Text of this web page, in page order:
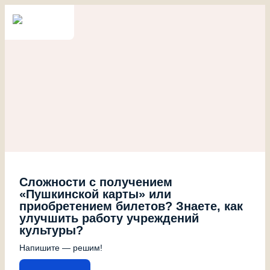
Сложности с получением
«Пушкинской карты» или
приобретением билетов? Знаете, как
улучшить работу учреждений
культуры?
Напишите — решим!